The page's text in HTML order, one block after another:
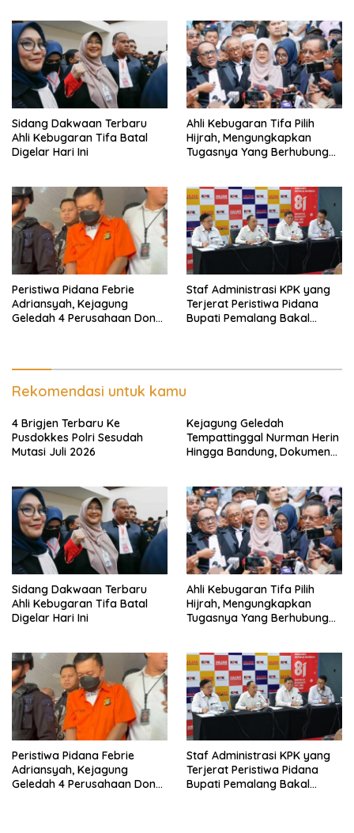
Sidang Dakwaan Terbaru
Ahli Kebugaran Tifa Batal
Digelar Hari Ini
Ahli Kebugaran Tifa Pilih
Hijrah, Mengungkapkan
Tugasnya Yang Berhubungan
Peristiwa Pidana Febrie
Adriansyah, Kejagung
Geledah 4 Perusahaan Don
Staf Administrasi KPK yang
Terjerat Peristiwa Pidana
Bupati Pemalang Bakal
Rekomendasi untuk kamu
4 Brigjen Terbaru Ke
Pusdokkes Polri Sesudah
Mutasi Juli 2026
Kejagung Geledah
Tempattinggal Nurman Herin
Hingga Bandung, Dokumen
Sidang Dakwaan Terbaru
Ahli Kebugaran Tifa Batal
Digelar Hari Ini
Ahli Kebugaran Tifa Pilih
Hijrah, Mengungkapkan
Tugasnya Yang Berhubungan
Peristiwa Pidana Febrie
Adriansyah, Kejagung
Geledah 4 Perusahaan Don
Staf Administrasi KPK yang
Terjerat Peristiwa Pidana
Bupati Pemalang Bakal